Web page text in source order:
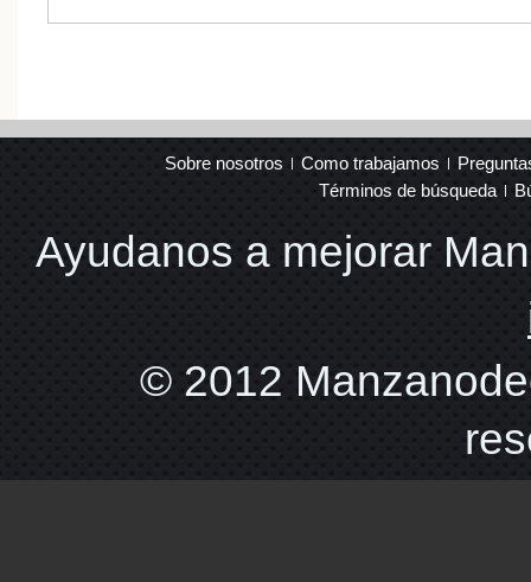
Sobre nosotros Como trabajamos
Términos de búsqueda
Ayudanos a mejorar
© 2012